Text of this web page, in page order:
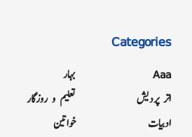
Categories
Aaa
اتر پردیش
ادبیات
بہار
تعلیم و روزگار
خواتین